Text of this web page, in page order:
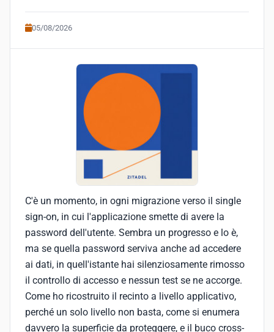
05/08/2026
C'è un momento, in ogni migrazione verso il single
sign-on, in cui l'applicazione smette di avere la
password dell'utente. Sembra un progresso e lo è,
ma se quella password serviva anche ad accedere
ai dati, in quell'istante hai silenziosamente rimosso
il controllo di accesso e nessun test se ne accorge.
Come ho ricostruito il recinto a livello applicativo,
perché un solo livello non basta, come si enumera
davvero la superficie da proteggere, e il buco cross-